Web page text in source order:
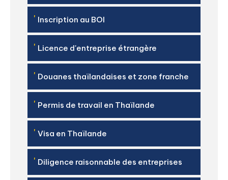
' Inscription au BOI
' Licence d'entreprise étrangère
' Douanes thaïlandaises et zone franche
' Permis de travail en Thaïlande
' Visa en Thaïlande
' Diligence raisonnable des entreprises